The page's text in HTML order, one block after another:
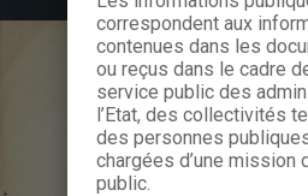
correspondent aux
contenues dans les
ou reçus dans le cadre
service public des
l’Etat, des collectivités
des personnes
chargées d’une mission
public.